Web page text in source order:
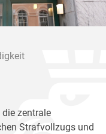
zentrale
Strafvollzugs und